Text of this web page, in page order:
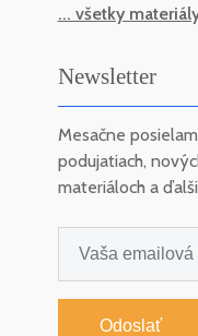
... všetky
Newsletter
Mesačne
podujatiach,
materiáloch a
Odoslať